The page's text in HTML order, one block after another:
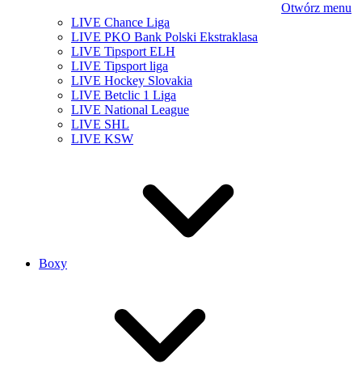
Otwórz menu
LIVE Chance Liga
LIVE PKO Bank Polski Ekstraklasa
LIVE Tipsport ELH
LIVE Tipsport liga
LIVE Hockey Slovakia
LIVE Betclic 1 Liga
LIVE National League
LIVE SHL
LIVE KSW
Boxy